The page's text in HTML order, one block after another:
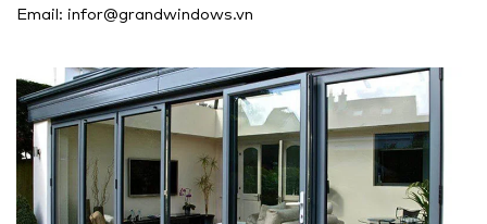
Email: infor@grandwindows.vn